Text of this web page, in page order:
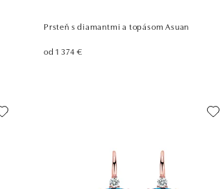
Prsteň s diamantmi a topásom Asuan
od 1 374 €